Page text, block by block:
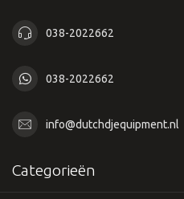
038-2022662
038-2022662
info@dutchdjequipment.nl
Categorieën